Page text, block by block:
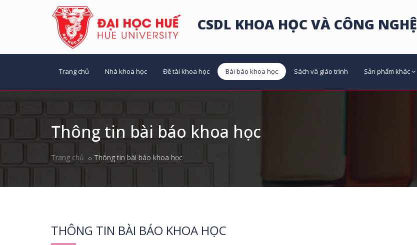
CSDL KHOA HỌC VÀ CÔNG NGHỆ
Trang chủ Nhà khoa học Đề tài khoa học Bài báo khoa học Sách và giáo trình Sản phẩm khác
Thông tin bài báo khoa học
Trang chủ Thông tin bài báo khoa học
THÔNG TIN BÀI BÁO KHOA HỌC